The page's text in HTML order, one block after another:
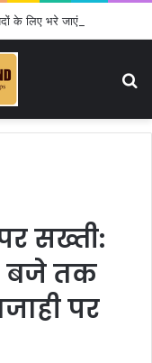
के लिए भरे जाएंगे फार्म
सख्ती:
बजे तक
पर